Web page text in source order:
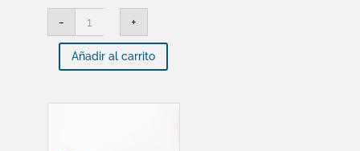
-
MUNAMI
Playmat
cantidad
+
Añadir al carrito